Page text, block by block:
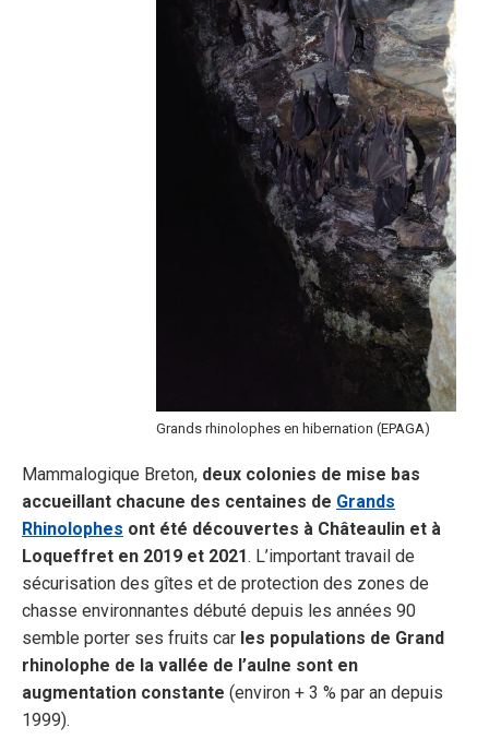
Grands rhinolophes en hibernation (EPAGA)
Mammalogique Breton, deux colonies de mise bas
accueillant chacune des centaines de Grands
Rhinolophes ont été découvertes à Châteaulin et à
Loqueffret en 2019 et 2021. L’important travail de
sécurisation des gîtes et de protection des zones de
chasse environnantes débuté depuis les années 90
semble porter ses fruits car les populations de Grand
rhinolophe de la vallée de l’aulne sont en
augmentation constante (environ + 3 % par an depuis
1999).